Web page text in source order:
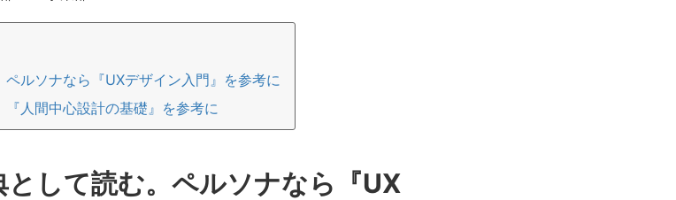
ルソナなら『UXデザイン入門』を参考に
人間中心設計の基礎』を参考に
して読む。ペルソナなら『UX